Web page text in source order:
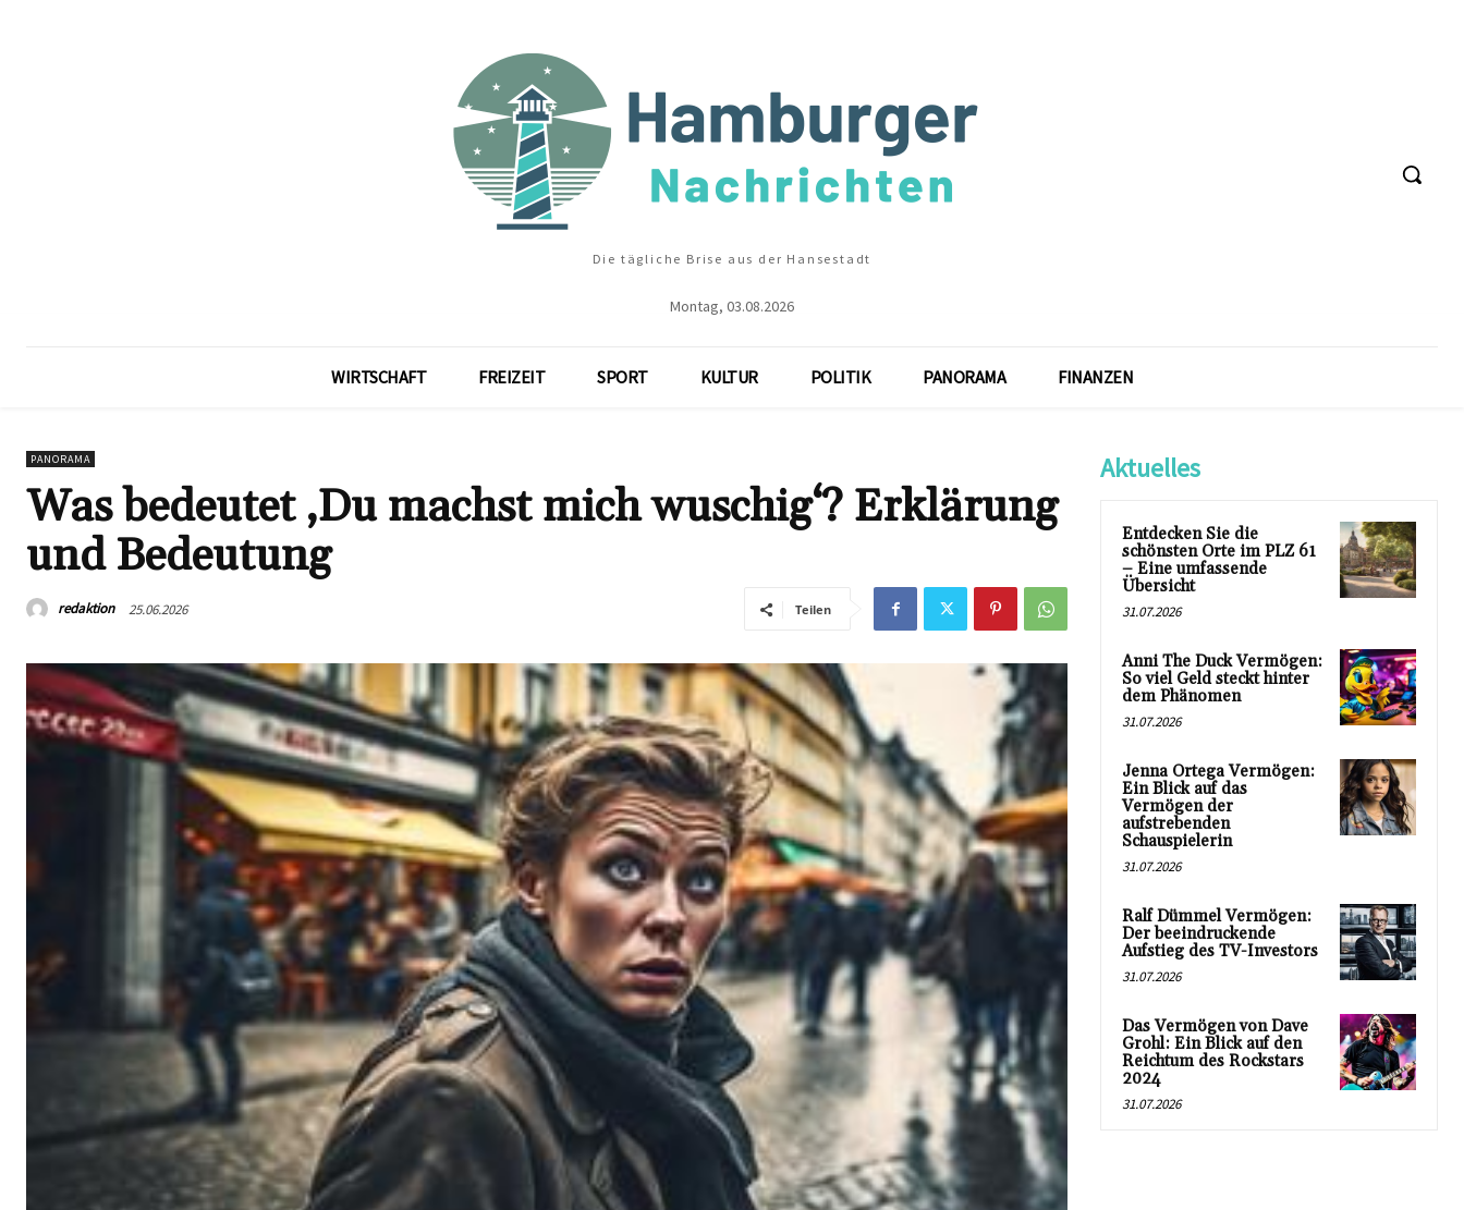
Die tägliche Brise aus der Hansestadt
Montag, 03.08.2026
WIRTSCHAFT FREIZEIT SPORT KULTUR POLITIK PANORAMA FINANZEN
PANORAMA
Was bedeutet ‚Du machst mich wuschig‘? Erklärung
und Bedeutung
redaktion 25.06.2026 Teilen
Aktuelles
Entdecken Sie die
schönsten Orte im PLZ 61
– Eine umfassende
Übersicht
31.07.2026
Anni The Duck Vermögen:
So viel Geld steckt hinter
dem Phänomen
31.07.2026
Jenna Ortega Vermögen:
Ein Blick auf das
Vermögen der
aufstrebenden
Schauspielerin
31.07.2026
Ralf Dümmel Vermögen:
Der beeindruckende
Aufstieg des TV-Investors
31.07.2026
Das Vermögen von Dave
Grohl: Ein Blick auf den
Reichtum des Rockstars
2024
31.07.2026